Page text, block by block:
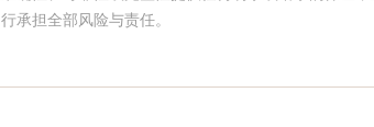
承担全部风险与责任。